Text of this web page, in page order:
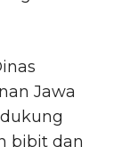
Jawa
bibit dan